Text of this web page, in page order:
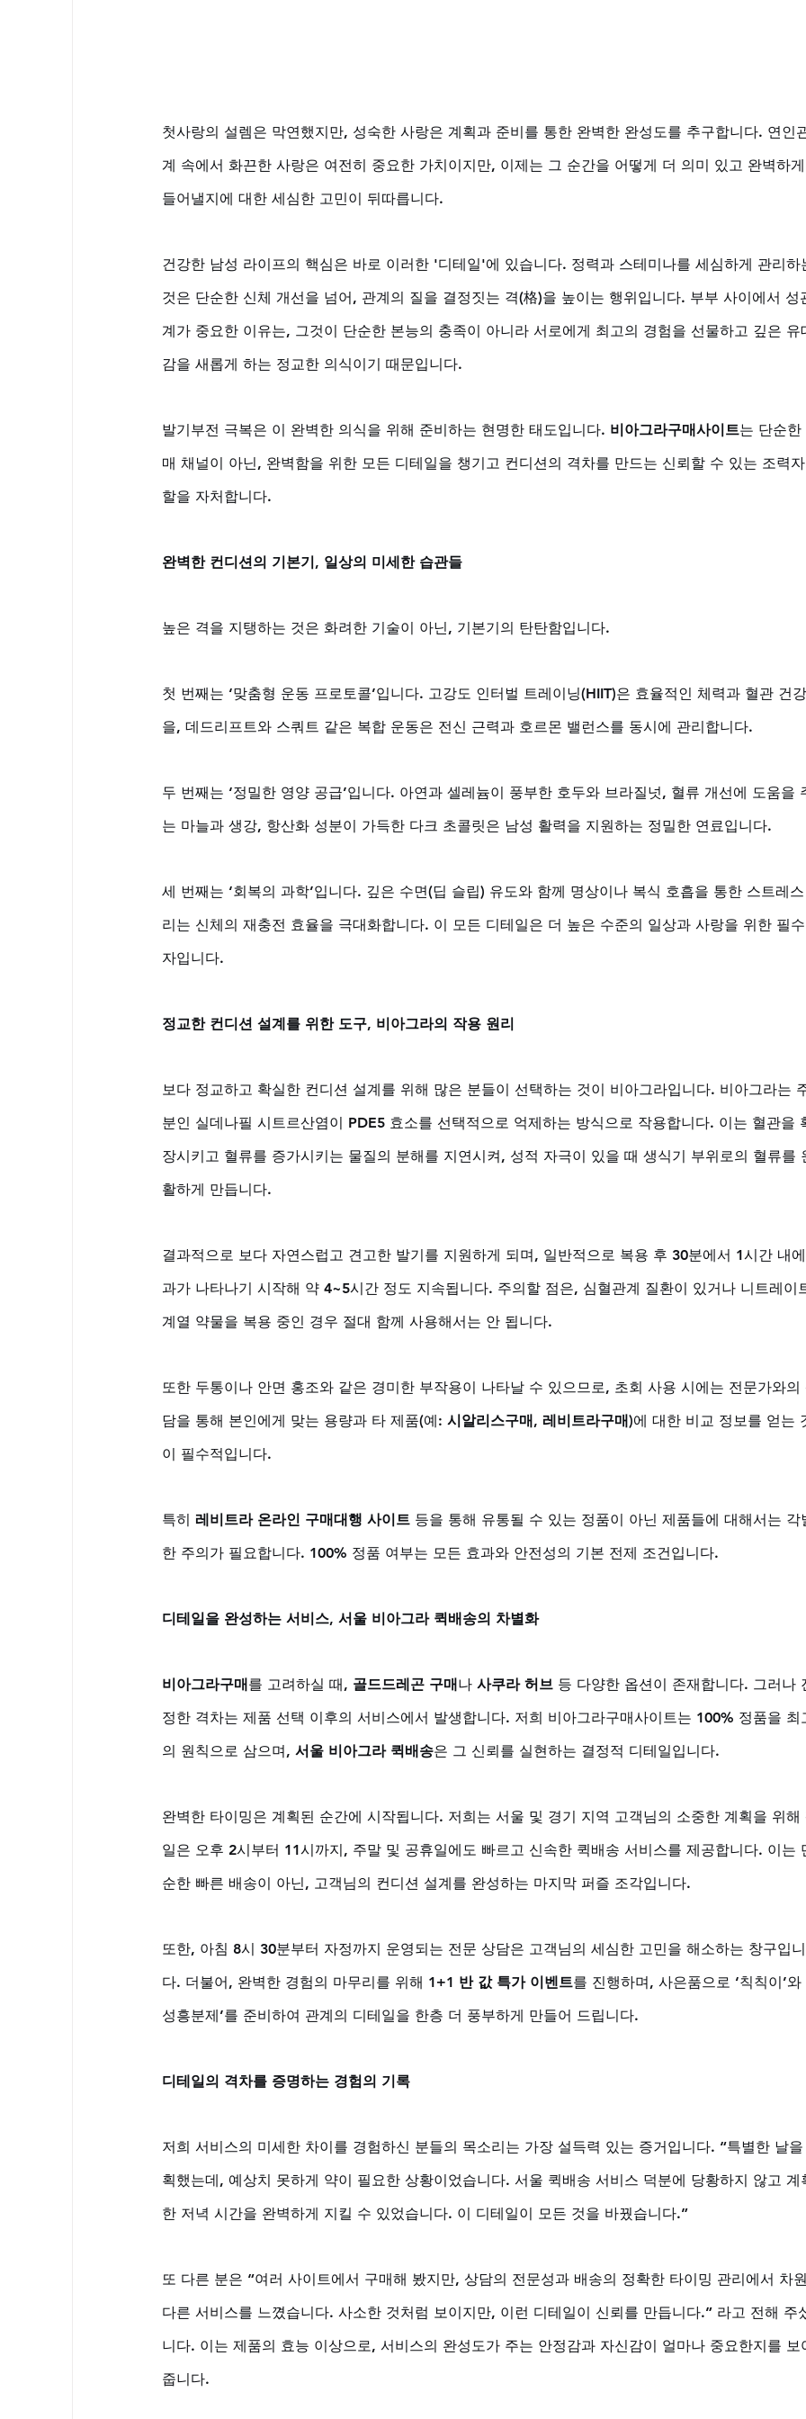
첫사랑의 설렘은 막연했지만, 성숙한 사랑은 계획과 준비를 통한 완벽한 완성도를 추구합니다. 연인
계 속에서 화끈한 사랑은 여전히 중요한 가치이지만, 이제는 그 순간을 어떻게 더 의미 있고 완벽하
들어낼지에 대한 세심한 고민이 뒤따릅니다.
건강한 남성 라이프의 핵심은 바로 이러한 '디테일'에 있습니다. 정력과 스테미나를 세심하게 관리하
것은 단순한 신체 개선을 넘어, 관계의 질을 결정짓는 격(格)을 높이는 행위입니다. 부부 사이에서 성
계가 중요한 이유는, 그것이 단순한 본능의 충족이 아니라 서로에게 최고의 경험을 선물하고 깊은 유
감을 새롭게 하는 정교한 의식이기 때문입니다.
발기부전 극복은 이 완벽한 의식을 위해 준비하는 현명한 태도입니다. 비아그라구매사이트는 단순한
매 채널이 아닌, 완벽함을 위한 모든 디테일을 챙기고 컨디션의 격차를 만드는 신뢰할 수 있는 조력
할을 자처합니다.
완벽한 컨디션의 기본기, 일상의 미세한 습관들
높은 격을 지탱하는 것은 화려한 기술이 아닌, 기본기의 탄탄함입니다.
첫 번째는 ‘맞춤형 운동 프로토콜’입니다. 고강도 인터벌 트레이닝(HIIT)은 효율적인 체력과 혈관 건강
을, 데드리프트와 스쿼트 같은 복합 운동은 전신 근력과 호르몬 밸런스를 동시에 관리합니다.
두 번째는 ‘정밀한 영양 공급’입니다. 아연과 셀레늄이 풍부한 호두와 브라질넛, 혈류 개선에 도움을
는 마늘과 생강, 항산화 성분이 가득한 다크 초콜릿은 남성 활력을 지원하는 정밀한 연료입니다.
세 번째는 ‘회복의 과학’입니다. 깊은 수면(딥 슬립) 유도와 함께 명상이나 복식 호흡을 통한 스트레
리는 신체의 재충전 효율을 극대화합니다. 이 모든 디테일은 더 높은 수준의 일상과 사랑을 위한 필
자입니다.
정교한 컨디션 설계를 위한 도구, 비아그라의 작용 원리
보다 정교하고 확실한 컨디션 설계를 위해 많은 분들이 선택하는 것이 비아그라입니다. 비아그라는
분인 실데나필 시트르산염이 PDE5 효소를 선택적으로 억제하는 방식으로 작용합니다. 이는 혈관을
장시키고 혈류를 증가시키는 물질의 분해를 지연시켜, 성적 자극이 있을 때 생식기 부위로의 혈류를
활하게 만듭니다.
결과적으로 보다 자연스럽고 견고한 발기를 지원하게 되며, 일반적으로 복용 후 30분에서 1시간 내
과가 나타나기 시작해 약 4~5시간 정도 지속됩니다. 주의할 점은, 심혈관계 질환이 있거나 니트레이
계열 약물을 복용 중인 경우 절대 함께 사용해서는 안 됩니다.
또한 두통이나 안면 홍조와 같은 경미한 부작용이 나타날 수 있으므로, 초회 사용 시에는 전문가와의
담을 통해 본인에게 맞는 용량과 타 제품(예: 시알리스구매, 레비트라구매)에 대한 비교 정보를 얻는
이 필수적입니다.
특히 레비트라 온라인 구매대행 사이트 등을 통해 유통될 수 있는 정품이 아닌 제품들에 대해서는 각
한 주의가 필요합니다. 100% 정품 여부는 모든 효과와 안전성의 기본 전제 조건입니다.
디테일을 완성하는 서비스, 서울 비아그라 퀵배송의 차별화
비아그라구매를 고려하실 때, 골드드레곤 구매나 사쿠라 허브 등 다양한 옵션이 존재합니다. 그러나
정한 격차는 제품 선택 이후의 서비스에서 발생합니다. 저희 비아그라구매사이트는 100% 정품을 최
의 원칙으로 삼으며, 서울 비아그라 퀵배송은 그 신뢰를 실현하는 결정적 디테일입니다.
완벽한 타이밍은 계획된 순간에 시작됩니다. 저희는 서울 및 경기 지역 고객님의 소중한 계획을 위해
일은 오후 2시부터 11시까지, 주말 및 공휴일에도 빠르고 신속한 퀵배송 서비스를 제공합니다. 이는
순한 빠른 배송이 아닌, 고객님의 컨디션 설계를 완성하는 마지막 퍼즐 조각입니다.
또한, 아침 8시 30분부터 자정까지 운영되는 전문 상담은 고객님의 세심한 고민을 해소하는 창구입니
다. 더불어, 완벽한 경험의 마무리를 위해 1+1 반 값 특가 이벤트를 진행하며, 사은품으로 ‘칙칙이’와
성흥분제’를 준비하여 관계의 디테일을 한층 더 풍부하게 만들어 드립니다.
디테일의 격차를 증명하는 경험의 기록
저희 서비스의 미세한 차이를 경험하신 분들의 목소리는 가장 설득력 있는 증거입니다. “특별한 날을
획했는데, 예상치 못하게 약이 필요한 상황이었습니다. 서울 퀵배송 서비스 덕분에 당황하지 않고 계
한 저녁 시간을 완벽하게 지킬 수 있었습니다. 이 디테일이 모든 것을 바꿨습니다.”
또 다른 분은 “여러 사이트에서 구매해 봤지만, 상담의 전문성과 배송의 정확한 타이밍 관리에서 차
다른 서비스를 느꼈습니다. 사소한 것처럼 보이지만, 이런 디테일이 신뢰를 만듭니다.” 라고 전해 주
니다. 이는 제품의 효능 이상으로, 서비스의 완성도가 주는 안정감과 자신감이 얼마나 중요한지를 보
줍니다.